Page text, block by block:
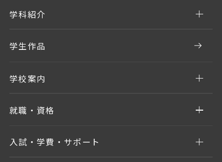
学科紹介
学生作品
学校案内
就職・資格
入試・学費・サポート